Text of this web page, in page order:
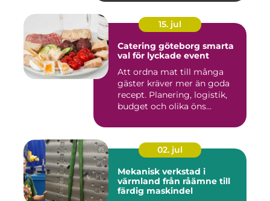
15. jul
Catering göteborg smarta
val för lyckade event
Att ordna mat till många
gäster kräver mer än goda
recept. Planering, logistik,
budget och olika öns...
02. jul
Mekanisk verkstad i
värmland från råämne till
färdig maskindel